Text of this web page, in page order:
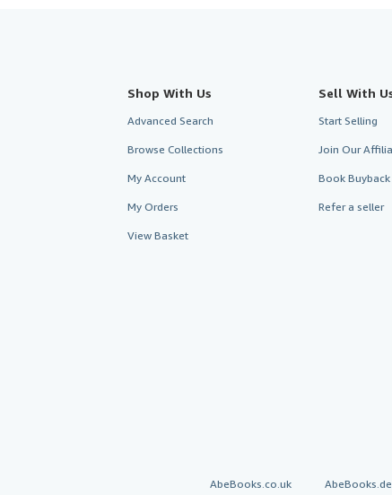
Shop With Us
Advanced Search
Browse Collections
My Account
My Orders
View Basket
Sell With
Start Selling
Join Our
Book Buyback
Refer a seller
AbeBooks.co.uk AbeBooks.de